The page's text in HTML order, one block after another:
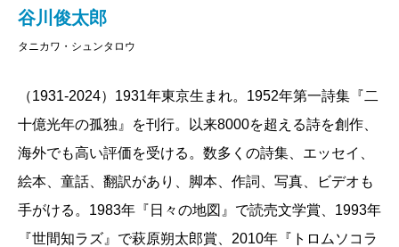
谷川俊太郎
タニカワ・シュンタロウ
（1931-2024）1931年東京生まれ。1952年第一詩集『二
十億光年の孤独』を刊行。以来8000を超える詩を創作、
海外でも高い評価を受ける。数多くの詩集、エッセイ、
絵本、童話、翻訳があり、脚本、作詞、写真、ビデオも
手がける。1983年『日々の地図』で読売文学賞、1993年
『世間知ラズ』で萩原朔太郎賞、2010年『トロムソコラ